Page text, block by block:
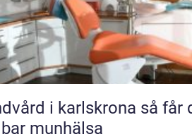
i karlskrona så får du en trygg och
munhälsa